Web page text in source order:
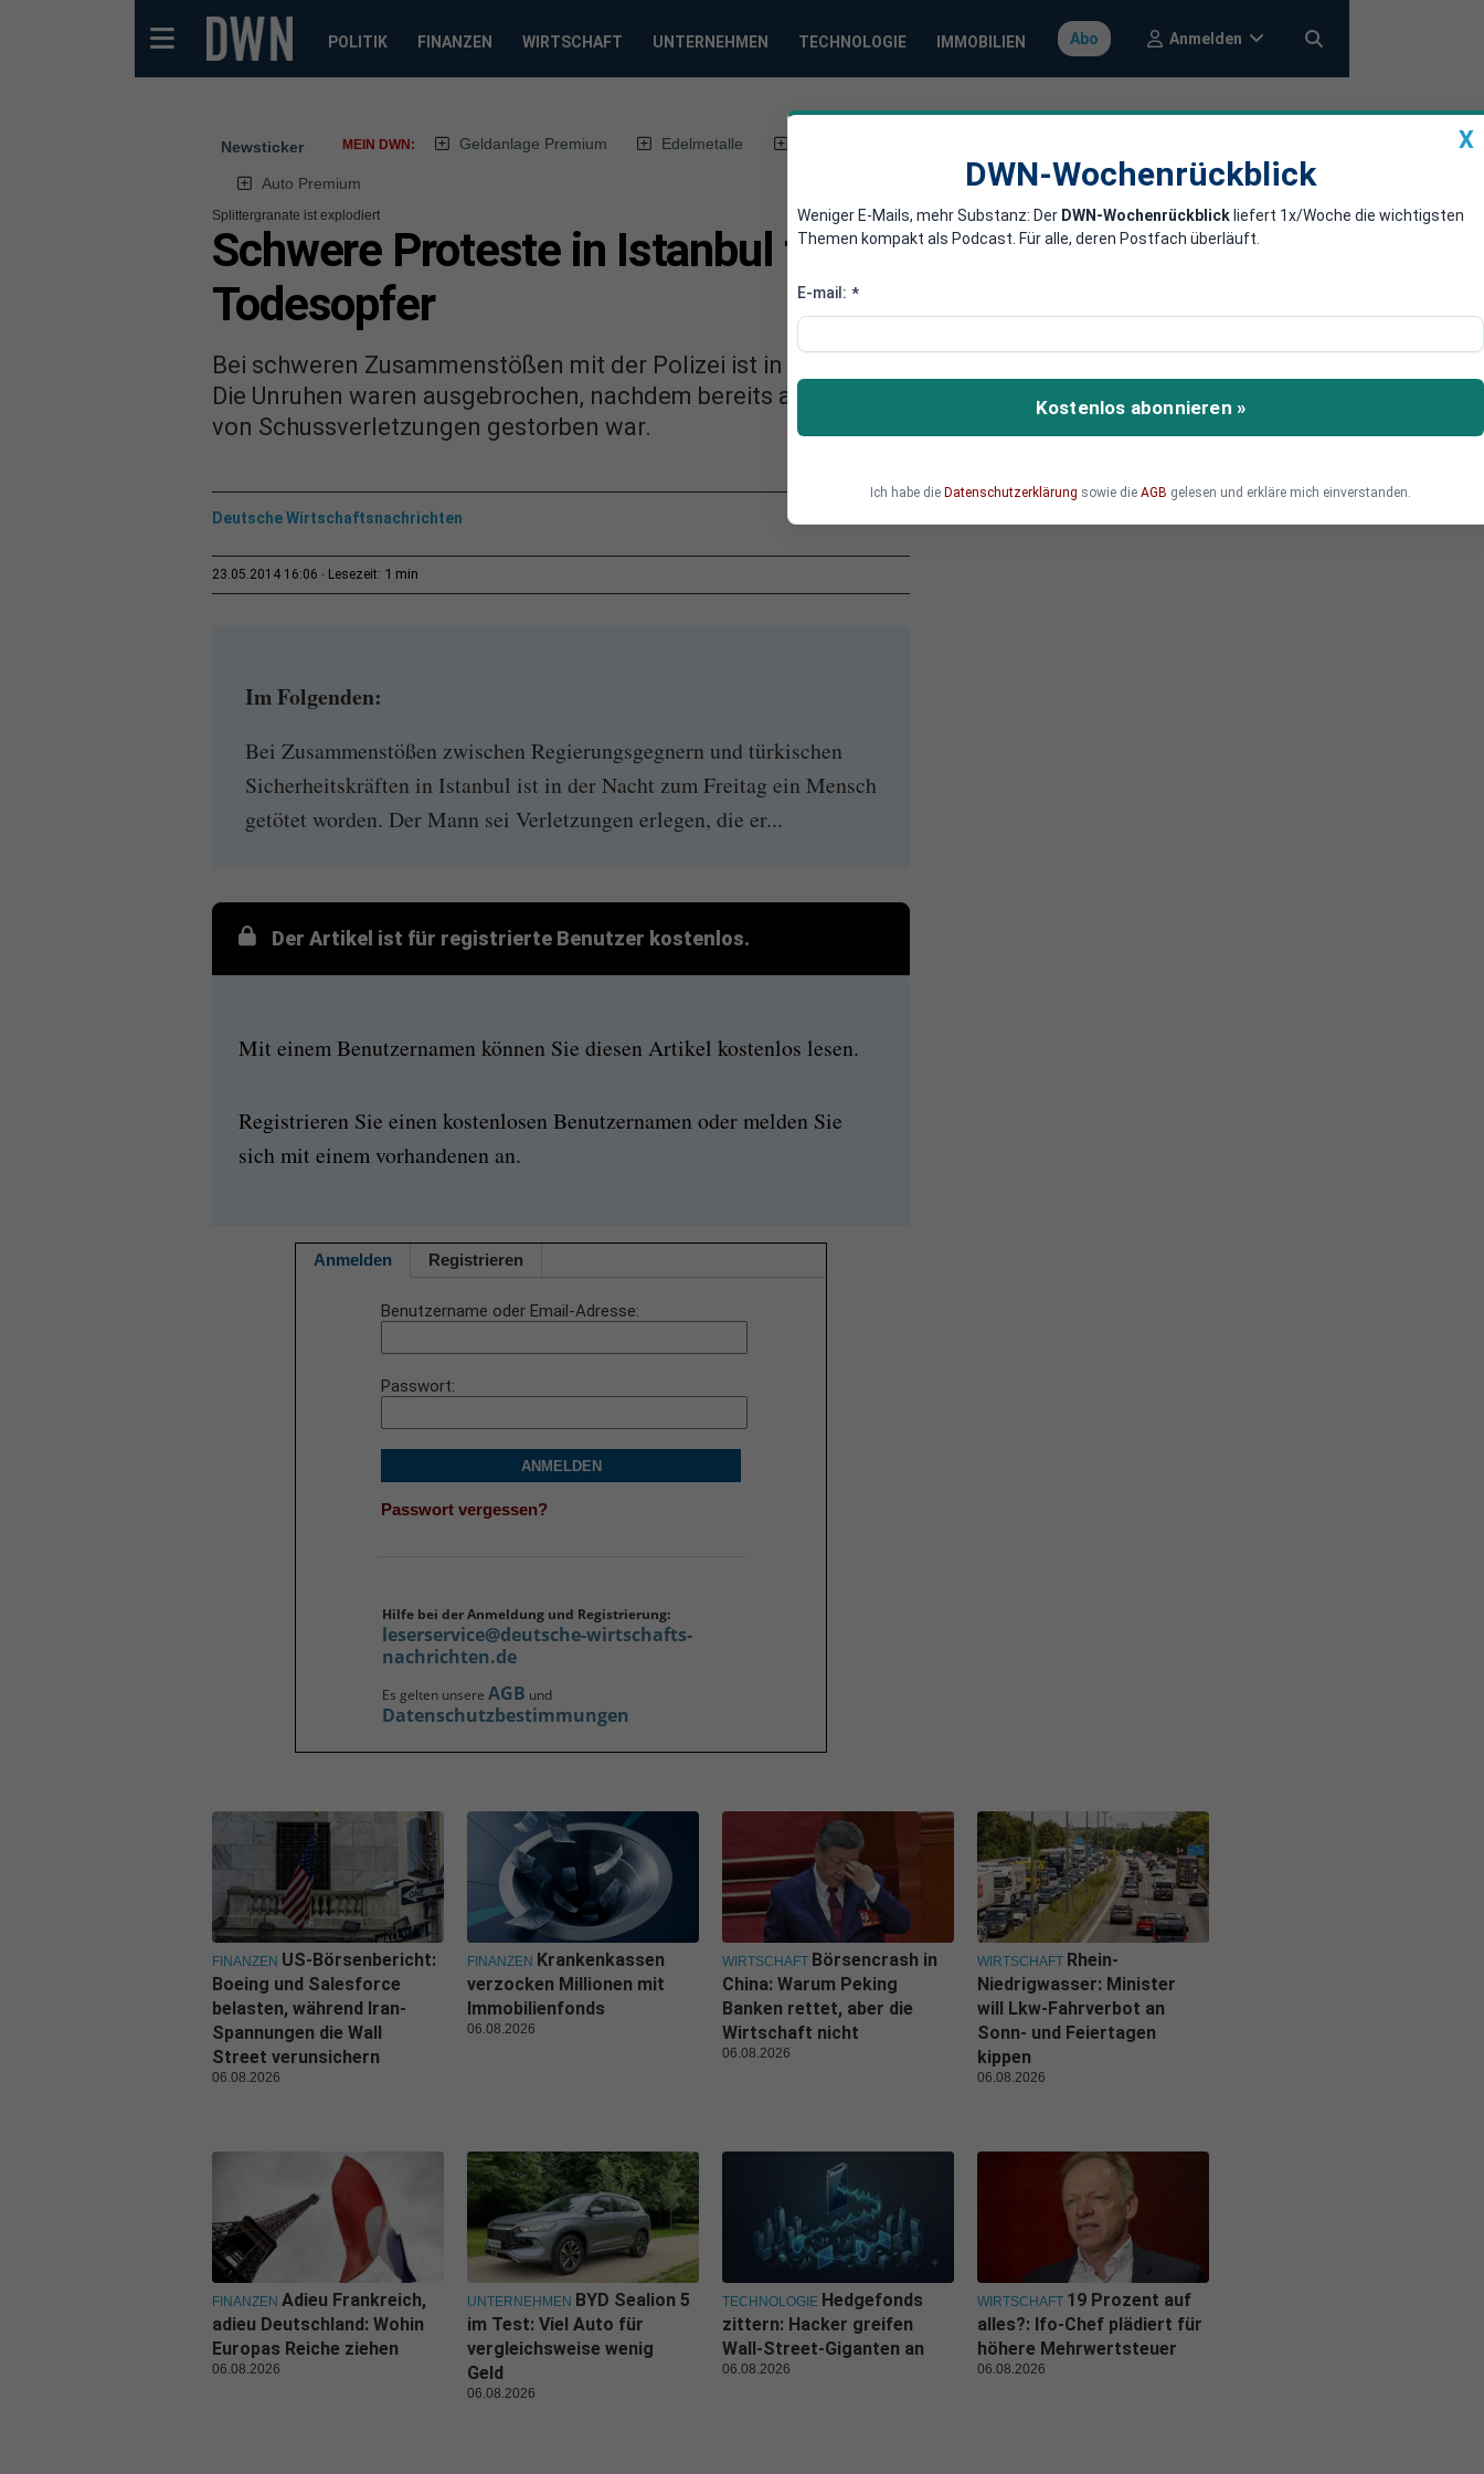
POLITIK FINANZEN WIRTSCHAFT UNTERNEHMEN TECHNOLOGIE IMMOBILIEN Abo Anmelden
Newsticker MEIN DWN: Geldanlage Premium Edelmetalle
Auto Premium
Splittergranate ist explodiert
Schwere Proteste in Istanbul fordern zweites
Todesopfer
Bei schweren Zusammenstößen mit der Polizei ist in Istanbul ein Demonstrant getötet worden.
Die Unruhen waren ausgebrochen, nachdem bereits am zuvor ein weiterer Mann an den Folgen
von Schussverletzungen gestorben war.
Deutsche Wirtschaftsnachrichten
23.05.2014 16:06 Lesezeit: 1 min
Im Folgenden:
Bei Zusammenstößen zwischen Regierungsgegnern und türkischen
Sicherheitskräften in Istanbul ist in der Nacht zum Freitag ein Mensch
getötet worden. Der Mann sei Verletzungen erlegen, die er...
Der Artikel ist für registrierte Benutzer kostenlos.
Mit einem Benutzernamen können Sie diesen Artikel kostenlos lesen.
Registrieren Sie einen kostenlosen Benutzernamen oder melden Sie
sich mit einem vorhandenen an.
Anmelden Registrieren
Benutzername oder Email-Adresse
Passwort
ANMELDEN
Passwort vergessen?
Hilfe bei der Anmeldung und Registrierung:
leserservice@deutsche-wirtschafts-
nachrichten.de
Es gelten unsere AGB und
Datenschutzbestimmungen
X
DWN-Wochenrückblick
Weniger E-Mails, mehr Substanz: Der DWN-Wochenrückblick liefert 1x/Woche die wichtigsten
Themen kompakt als Podcast. Für alle, deren Postfach überläuft.
E-mail: *
Kostenlos abonnieren »
Ich habe die Datenschutzerklärung sowie die AGB gelesen und erkläre mich einverstanden.
FINANZEN US-Börsenbericht:
Boeing und Salesforce
belasten, während Iran-
Spannungen die Wall
Street verunsichern
06.08.2026
FINANZEN Krankenkassen
verzocken Millionen mit
Immobilienfonds
06.08.2026
WIRTSCHAFT Börsencrash in
China: Warum Peking
Banken rettet, aber die
Wirtschaft nicht
06.08.2026
WIRTSCHAFT Rhein-
Niedrigwasser: Minister
will Lkw-Fahrverbot an
Sonn- und Feiertagen
kippen
06.08.2026
FINANZEN Adieu Frankreich,
adieu Deutschland: Wohin
Europas Reiche ziehen
06.08.2026
UNTERNEHMEN BYD Sealion 5
im Test: Viel Auto für
vergleichsweise wenig
Geld
06.08.2026
TECHNOLOGIE Hedgefonds
zittern: Hacker greifen
Wall-Street-Giganten an
06.08.2026
WIRTSCHAFT 19 Prozent auf
alles?: Ifo-Chef plädiert für
höhere Mehrwertsteuer
06.08.2026